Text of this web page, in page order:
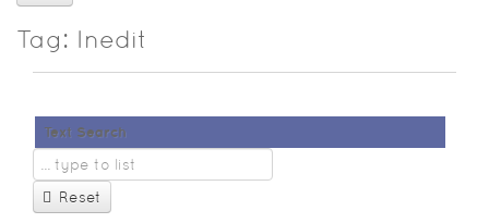
Tag: Inedit
Text Search
Reset